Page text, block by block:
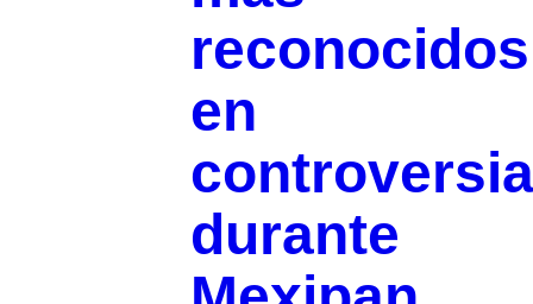
reconocidos
en
controversia
durante